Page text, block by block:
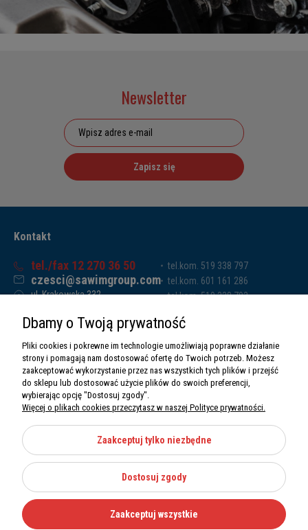
Newsletter
Zapisz się
Kontakt
tel./fax 12 270 36 50
czesci@sawimgroup.com
ul. Krakowska 332,
Sawim Group Mariusz Zdyb sp. k.
NIP: 5130284470
REGON: 5246591010
tel.kom. 519 338 797
tel.kom. 601 161 286
tel.kom. 519 338 793
O nas
Informacje
Moje konto
Kategorie
Dbamy o Twoją prywatność
Pliki cookies i pokrewne im technologie umożliwiają poprawne działanie
strony i pomagają nam dostosować ofertę do Twoich potrzeb. Możesz
zaakceptować wykorzystanie przez nas wszystkich tych plików i przejść
do sklepu lub dostosować użycie plików do swoich preferencji,
wybierając opcję "Dostosuj zgody".
Więcej o plikach cookies przeczytasz w naszej Polityce prywatności.
Zaakceptuj tylko niezbędne
Dostosuj zgody
Zaakceptuj wszystkie